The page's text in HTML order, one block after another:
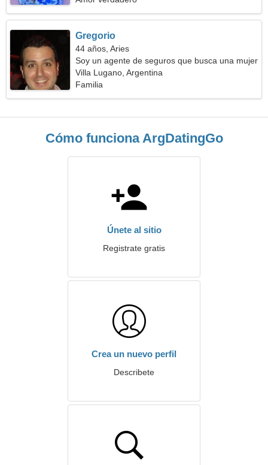
Gregorio
44 años, Aries
Soy un agente de seguros que busca una mujer
maravillosa
Villa Lugano, Argentina
Familia
Cómo funciona ArgDatingGo
Únete al sitio
Registrate gratis
Crea un nuevo perfil
Describete